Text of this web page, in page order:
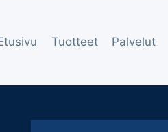
Tuotteet Palvelut